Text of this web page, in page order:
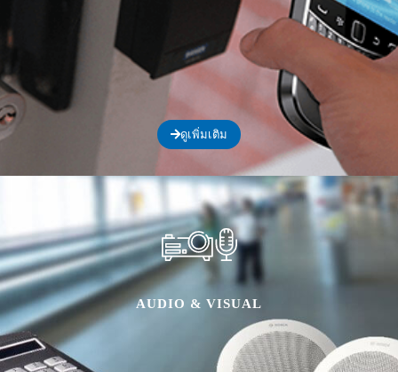
ดูเพิ่มเติม
AUDIO & VISUAL